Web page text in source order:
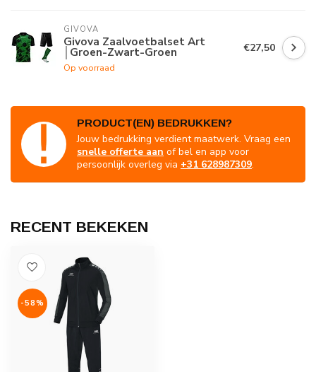
GIVOVA
Givova Zaalvoetbalset Art
│Groen-Zwart-Groen
Op voorraad
€27,50
PRODUCT(EN) BEDRUKKEN?
Jouw bedrukking verdient maatwerk. Vraag een
snelle offerte aan of bel en app voor
persoonlijk overleg via +31 628987309.
RECENT BEKEKEN
-58%